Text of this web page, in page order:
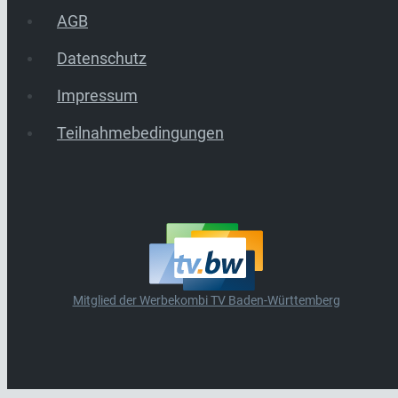
AGB
Datenschutz
Impressum
Teilnahmebedingungen
Mitglied der Werbekombi TV Baden-Württemberg